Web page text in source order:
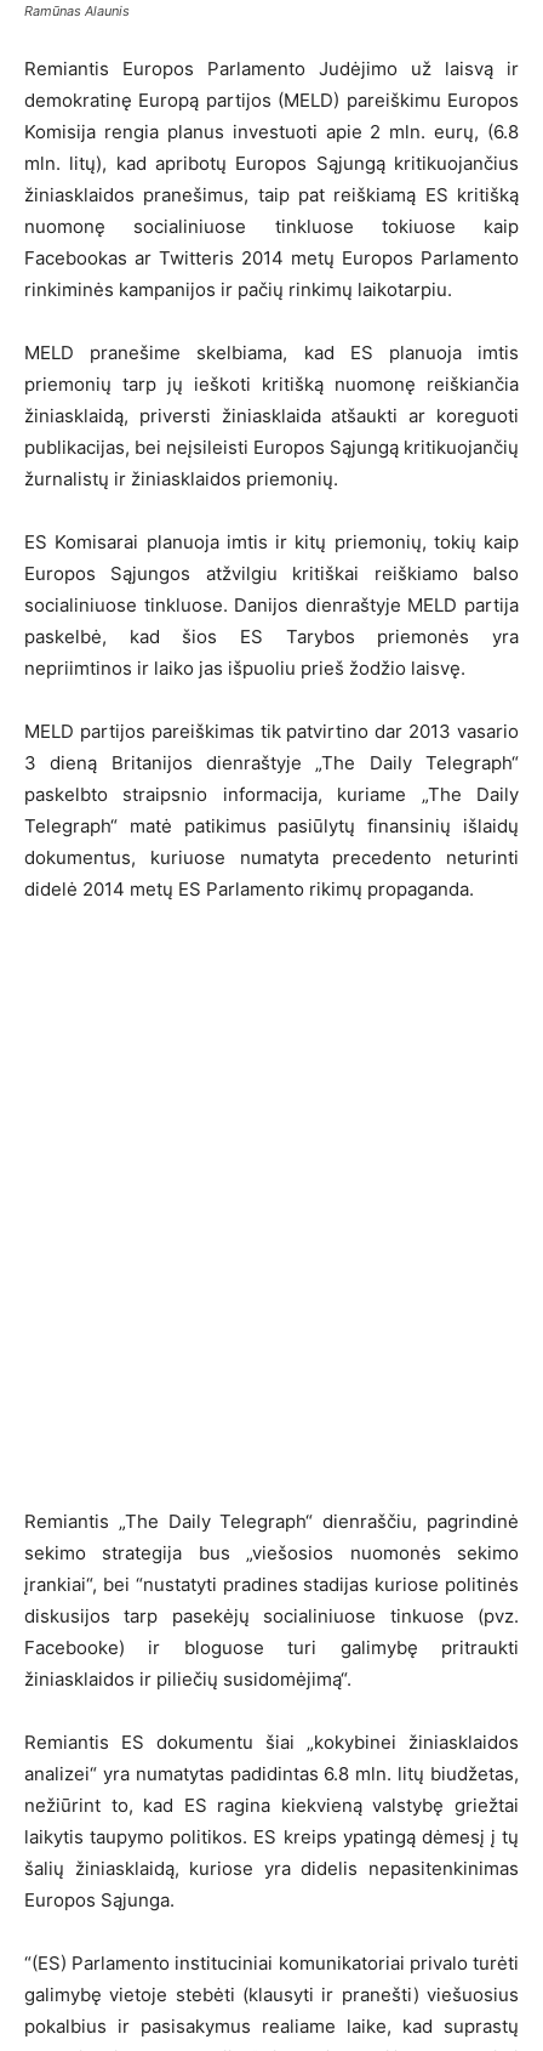
Ramūnas Alaunis
Remiantis Europos Parlamento Judėjimo už laisvą ir
demokratinę Europą partijos (MELD) pareiškimu Europos
Komisija rengia planus investuoti apie 2 mln. eurų, (6.8
mln. litų), kad apribotų Europos Sąjungą kritikuojančius
žiniasklaidos pranešimus, taip pat reiškiamą ES kritišką
nuomonę socialiniuose tinkluose tokiuose kaip
Facebookas ar Twitteris 2014 metų Europos Parlamento
rinkiminės kampanijos ir pačių rinkimų laikotarpiu.
MELD pranešime skelbiama, kad ES planuoja imtis
priemonių tarp jų ieškoti kritišką nuomonę reiškiančia
žiniasklaidą, priversti žiniasklaida atšaukti ar koreguoti
publikacijas, bei neįsileisti Europos Sąjungą kritikuojančių
žurnalistų ir žiniasklaidos priemonių.
ES Komisarai planuoja imtis ir kitų priemonių, tokių kaip
Europos Sąjungos atžvilgiu kritiškai reiškiamo balso
socialiniuose tinkluose. Danijos dienraštyje MELD partija
paskelbė, kad šios ES Tarybos priemonės yra
nepriimtinos ir laiko jas išpuoliu prieš žodžio laisvę.
MELD partijos pareiškimas tik patvirtino dar 2013 vasario
3 dieną Britanijos dienraštyje „The Daily Telegraph“
paskelbto straipsnio informacija, kuriame „The Daily
Telegraph“ matė patikimus pasiūlytų finansinių išlaidų
dokumentus, kuriuose numatyta precedento neturinti
didelė 2014 metų ES Parlamento rikimų propaganda.
Remiantis „The Daily Telegraph“ dienraščiu, pagrindinė
sekimo strategija bus „viešosios nuomonės sekimo
įrankiai“, bei “nustatyti pradines stadijas kuriose politinės
diskusijos tarp pasekėjų socialiniuose tinkuose (pvz.
Facebooke) ir bloguose turi galimybę pritraukti
žiniasklaidos ir piliečių susidomėjimą“.
Remiantis ES dokumentu šiai „kokybinei žiniasklaidos
analizei“ yra numatytas padidintas 6.8 mln. litų biudžetas,
nežiūrint to, kad ES ragina kiekvieną valstybę griežtai
laikytis taupymo politikos. ES kreips ypatingą dėmesį į tų
šalių žiniasklaidą, kuriose yra didelis nepasitenkinimas
Europos Sąjunga.
“(ES) Parlamento instituciniai komunikatoriai privalo turėti
galimybę vietoje stebėti (klausyti ir pranešti) viešuosius
pokalbius ir pasisakymus realiame laike, kad suprastų